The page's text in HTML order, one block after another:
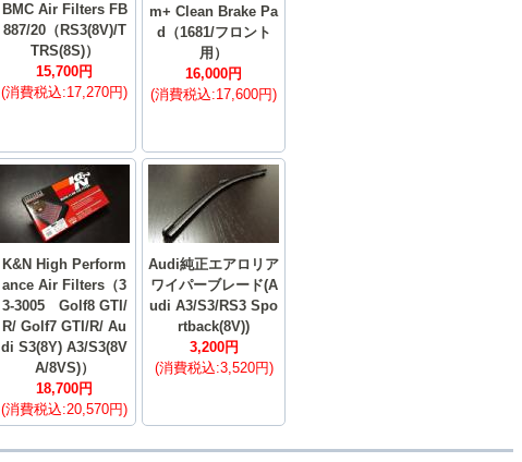
BMC Air Filters FB
887/20（RS3(8V)/T
TRS(8S)）
15,700円
(消費税込:17,270円)
m+ Clean Brake Pa
d（1681/フロント
用）
16,000円
(消費税込:17,600円)
K&N High Perform
ance Air Filters（3
3-3005 Golf8 GTI/
R/ Golf7 GTI/R/ Au
di S3(8Y) A3/S3(8V
A/8VS)）
18,700円
(消費税込:20,570円)
Audi純正エアロリア
ワイパーブレード(A
udi A3/S3/RS3 Spo
rtback(8V))
3,200円
(消費税込:3,520円)